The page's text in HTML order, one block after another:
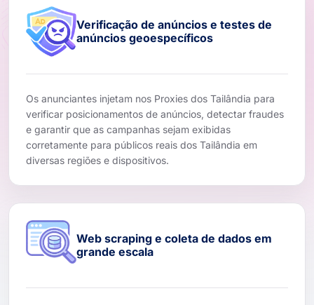
Verificação de anúncios e testes de
anúncios geoespecíficos
Os anunciantes injetam nos Proxies dos Tailândia para
verificar posicionamentos de anúncios, detectar fraudes
e garantir que as campanhas sejam exibidas
corretamente para públicos reais dos Tailândia em
diversas regiões e dispositivos.
Web scraping e coleta de dados em
grande escala